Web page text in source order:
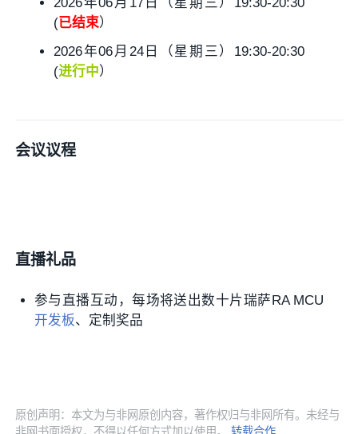
(已结束）
2026年06月24日（星期三）19:30-20:30
(进行中）
会议议程
直播礼品
参与直播互动，每场将送出数十片瑞萨RA MCU
开发板、定制奖品
原创声明：本文为与非网原创内容，著作权归与非网所有。未经与